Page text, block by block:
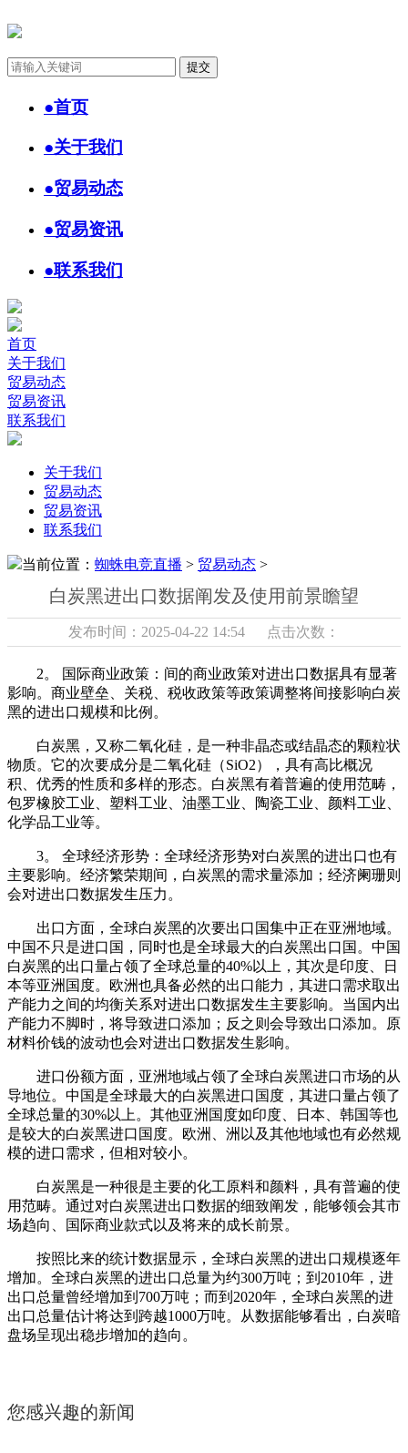
●首页
●关于我们
●贸易动态
●贸易资讯
●联系我们
首页
关于我们
贸易动态
贸易资讯
联系我们
关于我们
贸易动态
贸易资讯
联系我们
当前位置： 蜘蛛电竞直播 > 贸易动态 >
白炭黑进出口数据阐发及使用前景瞻望
发布时间：2025-04-22 14:54 点击次数：
2。 国际商业政策：间的商业政策对进出口数据具有显著
影响。商业壁垒、关税、税收政策等政策调整将间接影响白炭
黑的进出口规模和比例。
白炭黑，又称二氧化硅，是一种非晶态或结晶态的颗粒状
物质。它的次要成分是二氧化硅（SiO2），具有高比概况
积、优秀的性质和多样的形态。白炭黑有着普遍的使用范畴，
包罗橡胶工业、塑料工业、油墨工业、陶瓷工业、颜料工业、
化学品工业等。
3。 全球经济形势：全球经济形势对白炭黑的进出口也有
主要影响。经济繁荣期间，白炭黑的需求量添加；经济阑珊则
会对进出口数据发生压力。
出口方面，全球白炭黑的次要出口国集中正在亚洲地域。
中国不只是进口国，同时也是全球最大的白炭黑出口国。中国
白炭黑的出口量占领了全球总量的40%以上，其次是印度、日
本等亚洲国度。欧洲也具备必然的出口能力，其进口需求取出
产能力之间的均衡关系对进出口数据发生主要影响。当国内出
产能力不脚时，将导致进口添加；反之则会导致出口添加。原
材料价钱的波动也会对进出口数据发生影响。
进口份额方面，亚洲地域占领了全球白炭黑进口市场的从
导地位。中国是全球最大的白炭黑进口国度，其进口量占领了
全球总量的30%以上。其他亚洲国度如印度、日本、韩国等也
是较大的白炭黑进口国度。欧洲、洲以及其他地域也有必然规
模的进口需求，但相对较小。
白炭黑是一种很是主要的化工原料和颜料，具有普遍的使
用范畴。通过对白炭黑进出口数据的细致阐发，能够领会其市
场趋向、国际商业款式以及将来的成长前景。
按照比来的统计数据显示，全球白炭黑的进出口规模逐年
增加。全球白炭黑的进出口总量为约300万吨；到2010年，进
出口总量曾经增加到700万吨；而到2020年，全球白炭黑的进
出口总量估计将达到跨越1000万吨。从数据能够看出，白炭暗
盘场呈现出稳步增加的趋向。
您感兴趣的新闻